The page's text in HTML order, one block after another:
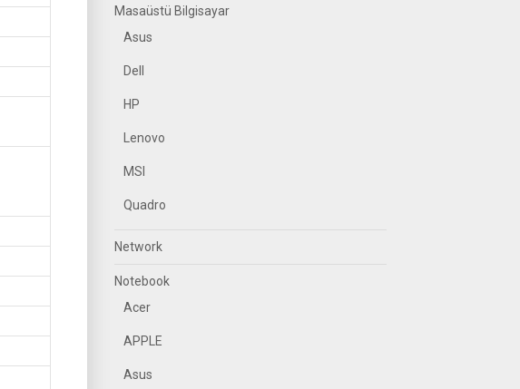
Masaüstü Bilgisayar
Asus
Dell
HP
Lenovo
MSI
Quadro
Network
Notebook
Acer
APPLE
Asus